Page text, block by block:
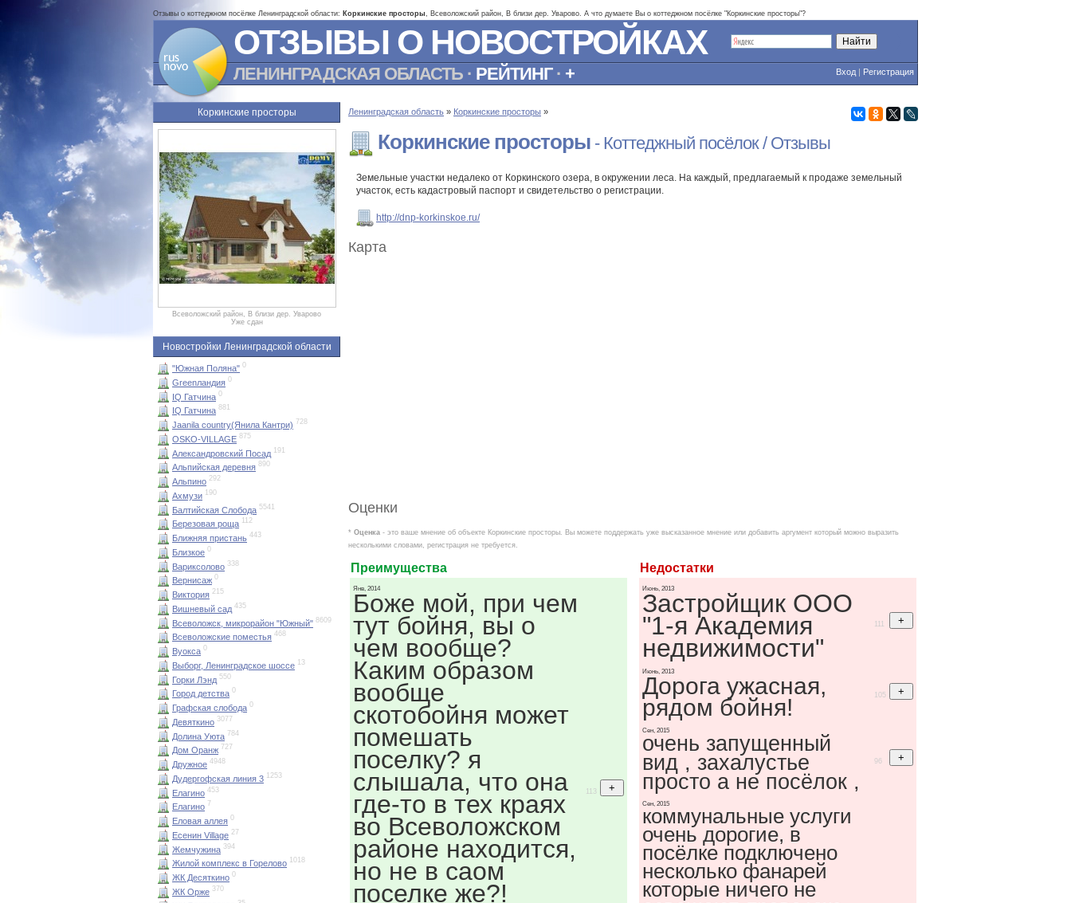
Отзывы о коттеджном посёлке Ленинградской области: Коркинские просторы, Всеволожский район, В близи дер. Уварово. А что думаете Вы о коттеджном посёлке "Коркинские просторы"?
ОТЗЫВЫ О НОВОСТРОЙКАХ
Вход | Регистрация
ЛЕНИНГРАДСКАЯ ОБЛАСТЬ · РЕЙТИНГ· +
Коркинские просторы
Всеволожский район, В близи дер. Уварово
Уже сдан
Новостройки Ленинградской области
"Южная Поляна" 0
Greenландия 0
IQ Гатчина 0
IQ Гатчина 881
Jaanila country(Янила Кантри) 728
OSKO-VILLAGE 875
Александровский Посад 191
Альпийская деревня 890
Альпино 292
Ахмузи 190
Балтийская Слобода 5541
Березовая роща 112
Ближняя пристань 443
Близкое 0
Вариксолово 338
Вернисаж 0
Виктория 215
Вишневый сад 435
Всеволожск, микрорайон "Южный" 8609
Всеволожские поместья 468
Вуокса 0
Выборг, Ленинградское шоссе 13
Горки Лэнд 550
Город детства 0
Графская слобода 0
Девяткино 3077
Долина Уюта 784
Дом Оранж 727
Дружное 4948
Дудергофская линия 3 1253
Елагино 453
Елагино 7
Еловая аллея 0
Есенин Village 27
Жемчужина 394
Жилой комплекс в Горелово 1018
ЖК Десяткино 0
ЖК Орже 370
Ленинградская область » Коркинские просторы »
Коркинские просторы - Коттеджный посёлок / Отзывы
Земельные участки недалеко от Коркинского озера, в окружении леса. На каждый, предлагаемый к продаже земельный
участок, есть кадастровый паспорт и свидетельство о регистрации.
http://dnp-korkinskoe.ru/
Карта
Оценки
* Оценка - это ваше мнение об объекте Коркинские просторы. Вы можете поддержать уже высказанное мнение или добавить аргумент который можно выразить
несколькими словами, регистрация не требуется.
Преимущества Недостатки
Янв, 2014
Боже мой, при чем
тут бойня, вы о
чем вообще?
Каким образом
вообще
скотобойня может
помешать
поселку? я
слышала, что она
где-то в тех краях
во Всеволожском
районе находится,
но не в саом
поселке же?!
113
Июнь, 2013
Застройщик ООО
"1-я Академия
недвижимости"
111
Июнь, 2013
Дорога ужасная,
рядом бойня!
105
Сен, 2015
очень запущенный
вид , захалустье
просто а не посёлок ,
96
Сен, 2015
коммунальные услуги
очень дорогие, в
посёлке подключено
несколько фанарей
которые ничего не